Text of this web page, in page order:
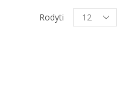
Rodyti
Products
per